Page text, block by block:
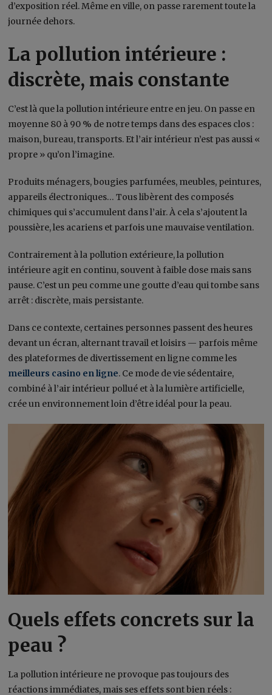
d’exposition réel. Même en ville, on passe rarement toute la
journée dehors.
La pollution intérieure :
discrète, mais constante
C’est là que la pollution intérieure entre en jeu. On passe en
moyenne 80 à 90 % de notre temps dans des espaces clos :
maison, bureau, transports. Et l’air intérieur n’est pas aussi «
propre » qu’on l’imagine.
Produits ménagers, bougies parfumées, meubles, peintures,
appareils électroniques… Tous libèrent des composés
chimiques qui s’accumulent dans l’air. À cela s’ajoutent la
poussière, les acariens et parfois une mauvaise ventilation.
Contrairement à la pollution extérieure, la pollution
intérieure agit en continu, souvent à faible dose mais sans
pause. C’est un peu comme une goutte d’eau qui tombe sans
arrêt : discrète, mais persistante.
Dans ce contexte, certaines personnes passent des heures
devant un écran, alternant travail et loisirs — parfois même
des plateformes de divertissement en ligne comme les
meilleurs casino en ligne. Ce mode de vie sédentaire,
combiné à l’air intérieur pollué et à la lumière artificielle,
crée un environnement loin d’être idéal pour la peau.
Quels effets concrets sur la
peau ?
La pollution intérieure ne provoque pas toujours des
réactions immédiates, mais ses effets sont bien réels :